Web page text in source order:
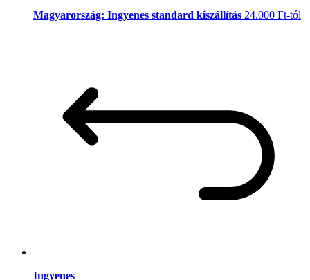
Magyarország: Ingyenes standard kiszállítás 24.000 Ft-tól
Ingyenes